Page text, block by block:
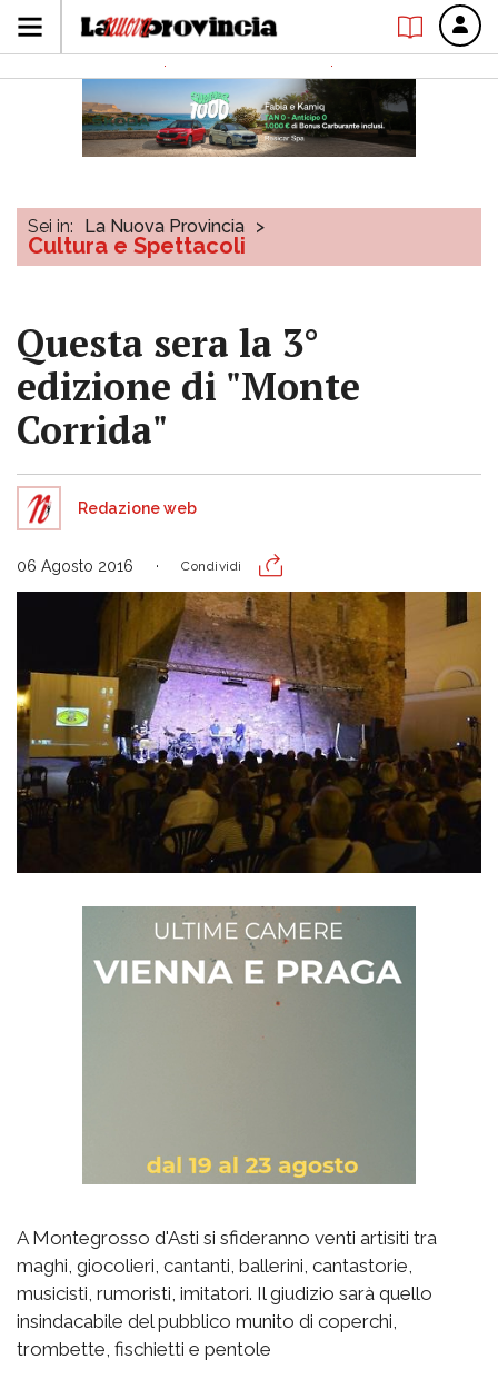
Sei in: La Nuova Provincia >
Cultura e Spettacoli
Questa sera la 3°
edizione di "Monte
Corrida"
Redazione web
06 Agosto 2016 Condividi
A Montegrosso d'Asti si sfideranno venti artisiti tra
maghi, giocolieri, cantanti, ballerini, cantastorie,
musicisti, rumoristi, imitatori. Il giudizio sarà quello
insindacabile del pubblico munito di coperchi,
trombette, fischietti e pentole